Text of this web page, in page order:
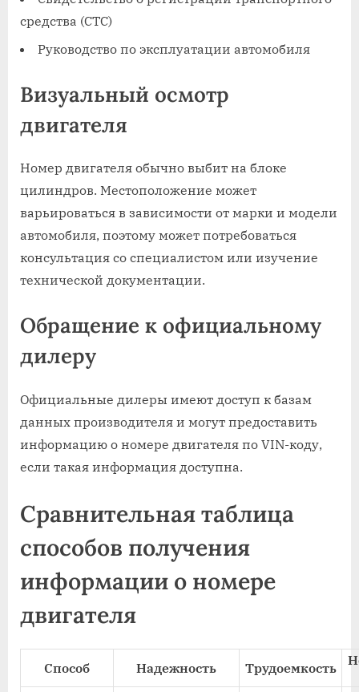
средства (СТС)
Руководство по эксплуатации автомобиля
Визуальный осмотр
двигателя
Номер двигателя обычно выбит на блоке
цилиндров. Местоположение может
варьироваться в зависимости от марки и модели
автомобиля, поэтому может потребоваться
консультация со специалистом или изучение
технической документации.
Обращение к официальному
дилеру
Официальные дилеры имеют доступ к базам
данных производителя и могут предоставить
информацию о номере двигателя по VIN-коду,
если такая информация доступна.
Сравнительная таблица
способов получения
информации о номере
двигателя
Способ Надежность Трудоемкость